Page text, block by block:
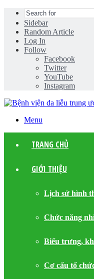
Sidebar
Random Article
Log In
Follow
Facebook
Twitter
YouTube
Instagram
Menu
TRANG CHỦ
GIỚI THIỆU
Lịch sử hình
Chức năng
Biểu trưng,
Cơ cấu tổ